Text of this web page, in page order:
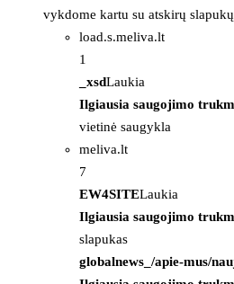
vykdome kartu su atskirų
load.s.meliva.lt
1
_xsdLaukia
Ilgiausia saugojimo
vietinė saugykla
meliva.lt
7
EW4SITELaukia
Ilgiausia saugojimo
slapukas
globalnews_/apie-mus/